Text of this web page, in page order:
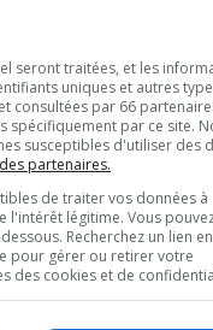
de
une
déjà 46
seront traitées, et les
uniques et autres
consultées par 66
spécifiquement par ce site.
susceptibles d'utiliser des
partenaires.
de traiter vos données à
l'intérêt légitime. Vous
Recherchez un lien
pour gérer ou retirer votre
des cookies et de